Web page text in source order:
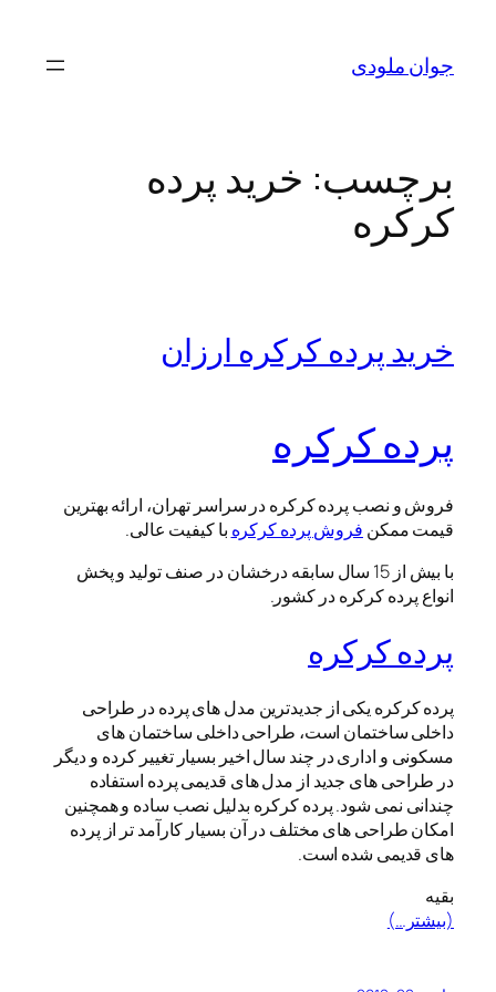
محتواجوان ملودی
برچسب: خرید پرده
کرکره
خرید پرده کرکره ارزان
پرده کرکره
فروش و نصب پرده کرکره در سراسر تهران، ارائه بهترین
قیمت ممکن فروش پرده کرکره با کیفیت عالی.
با بیش از 15 سال سابقه درخشان در صنف تولید و پخش
انواع پرده کرکره در کشور.
پرده کرکره
پرده کرکره یکی از جدیدترین مدل های پرده در طراحی
داخلی ساختمان است، طراحی داخلی ساختمان های
مسکونی و اداری در چند سال اخیر بسیار تغییر کرده و دیگر
در طراحی های جدید از مدل های قدیمی پرده استفاده
چندانی نمی شود. پرده کرکره بدلیل نصب ساده و همچنین
امکان طراحی های مختلف در آن بسیار کارآمد تر از پرده
های قدیمی شده است.
بقیه
(بیشتر…)